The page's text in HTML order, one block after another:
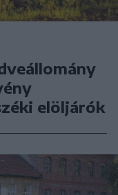
elöljárók